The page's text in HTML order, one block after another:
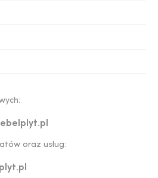
oraz usług: